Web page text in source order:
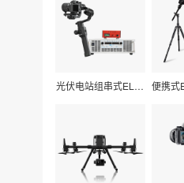
光伏电站组串式EL检
便携式